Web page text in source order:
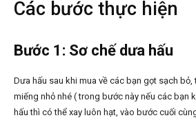
Các bước thực hiện
Bước 1: Sơ chế dưa hấu
Dưa hấu sau khi mua về các bạn gọt sạch bỏ,
miếng nhỏ nhé ( trong bước này nếu các bạn
hấu thì có thể xay luôn hạt, vào bước cuối